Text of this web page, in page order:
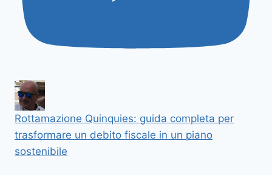
Rottamazione Quinquies: guida completa per
trasformare un debito fiscale in un piano
sostenibile